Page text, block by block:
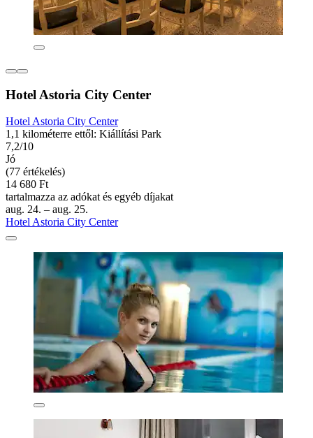
Hotel Astoria City Center
Hotel Astoria City Center
1,1 kilométerre ettől: Kiállítási Park
7,2/10
Jó
(77 értékelés)
14 680 Ft
tartalmazza az adókat és egyéb díjakat
aug. 24. – aug. 25.
Hotel Astoria City Center